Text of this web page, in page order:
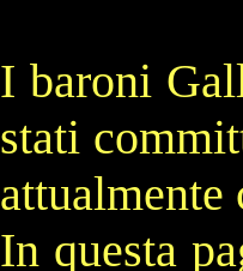
I baroni
stati
attualmente
In questa